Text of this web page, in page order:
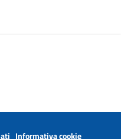
Informativa cookie